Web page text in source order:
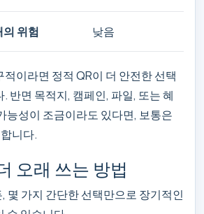
위험 낮음
이라면 정적 QR이 더 안전한 선택
반면 목적지, 캠페인, 파일, 또는 혜
능성이 조금이라도 있다면, 보통은
니다.
오래 쓰는 방법
몇 가지 간단한 선택만으로 장기적인